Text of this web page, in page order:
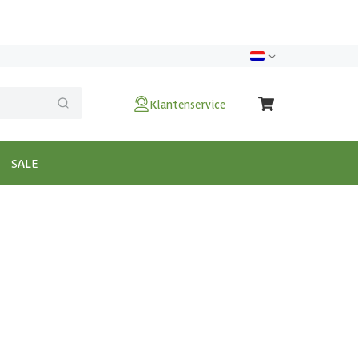
Klantenservice
SALE